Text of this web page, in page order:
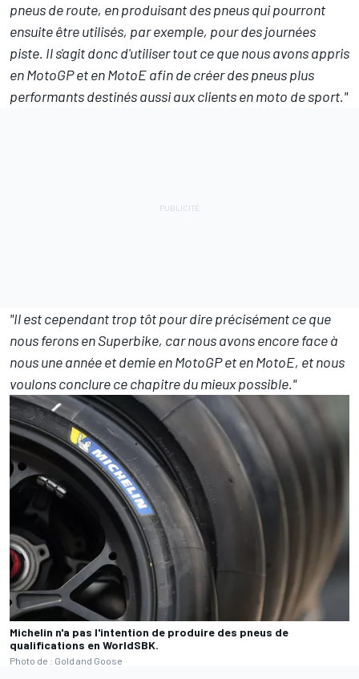
pneus de route, en produisant des pneus qui pourront
ensuite être utilisés, par exemple, pour des journées
piste. Il s'agit donc d'utiliser tout ce que nous avons appris
en MotoGP et en MotoE afin de créer des pneus plus
performants destinés aussi aux clients en moto de sport."
"Il est cependant trop tôt pour dire précisément ce que
nous ferons en Superbike, car nous avons encore face à
nous une année et demie en MotoGP et en MotoE, et nous
voulons conclure ce chapitre du mieux possible."
Michelin n'a pas l'intention de produire des pneus de
qualifications en WorldSBK.
Photo de : Gold and Goose